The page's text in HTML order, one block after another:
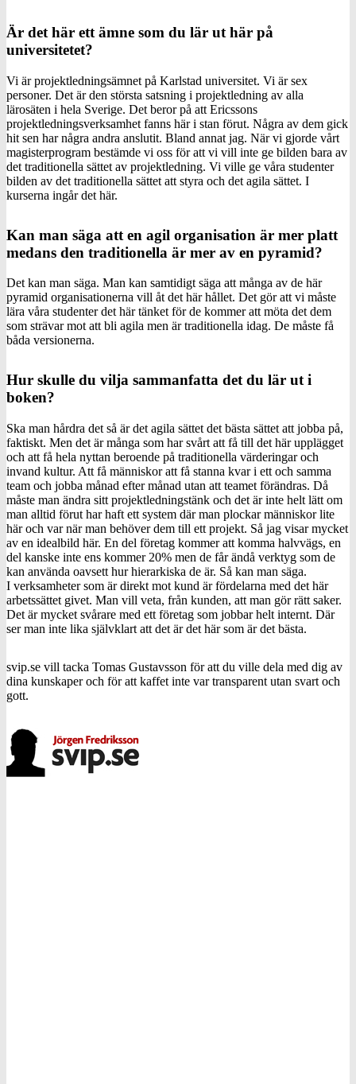
Är det här ett ämne som du lär ut här på
universitetet?
Vi är projektledningsämnet på Karlstad universitet. Vi är sex
personer. Det är den största satsning i projektledning av alla
lärosäten i hela Sverige. Det beror på att Ericssons
projektledningsverksamhet fanns här i stan förut. Några av dem gick
hit sen har några andra anslutit. Bland annat jag. När vi gjorde vårt
magisterprogram bestämde vi oss för att vi vill inte ge bilden bara av
det traditionella sättet av projektledning. Vi ville ge våra studenter
bilden av det traditionella sättet att styra och det agila sättet. I
kurserna ingår det här.
Kan man säga att en agil organisation är mer platt
medans den traditionella är mer av en pyramid?
Det kan man säga. Man kan samtidigt säga att många av de här
pyramid organisationerna vill åt det här hållet. Det gör att vi måste
lära våra studenter det här tänket för de kommer att möta det dem
som strävar mot att bli agila men är traditionella idag. De måste få
båda versionerna.
Hur skulle du vilja sammanfatta det du lär ut i
boken?
Ska man hårdra det så är det agila sättet det bästa sättet att jobba på,
faktiskt. Men det är många som har svårt att få till det här upplägget
och att få hela nyttan beroende på traditionella värderingar och
invand kultur. Att få människor att få stanna kvar i ett och samma
team och jobba månad efter månad utan att teamet förändras. Då
måste man ändra sitt projektledningstänk och det är inte helt lätt om
man alltid förut har haft ett system där man plockar människor lite
här och var när man behöver dem till ett projekt. Så jag visar mycket
av en idealbild här. En del företag kommer att komma halvvägs, en
del kanske inte ens kommer 20% men de får ändå verktyg som de
kan använda oavsett hur hierarkiska de är. Så kan man säga.
I verksamheter som är direkt mot kund är fördelarna med det här
arbetssättet givet. Man vill veta, från kunden, att man gör rätt saker.
Det är mycket svårare med ett företag som jobbar helt internt. Där
ser man inte lika självklart att det är det här som är det bästa.
svip.se vill tacka Tomas Gustavsson för att du ville dela med dig av
dina kunskaper och för att kaffet inte var transparent utan svart och
gott.